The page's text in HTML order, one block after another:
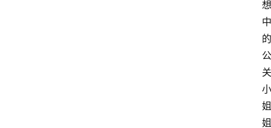
想
中
的
公
关
小
姐
姐